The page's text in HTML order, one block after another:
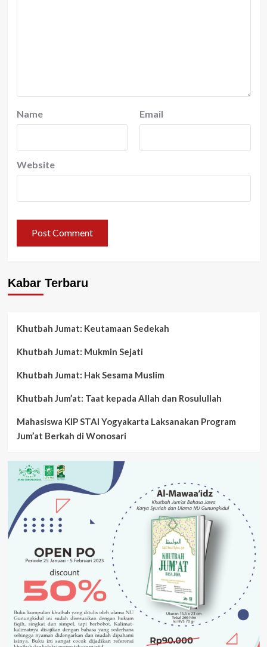
Name Email
Website
Kabar Terbaru
Khutbah Jumat: Keutamaan Sedekah
Khutbah Jumat: Mukmin Sejati
Khutbah Jumat: Hak Sesama Muslim
Khutbah Jum’at: Taat kepada Allah dan Rosulullah
Mahasiswa KIP STAI Yogyakarta Laksanakan Program
Jum’at Berkah di Wonosari